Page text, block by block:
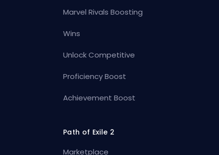
Marvel Rivals Boosting
Wins
Unlock Competitive
Proficiency Boost
Achievement Boost
Path of Exile 2
Marketplace